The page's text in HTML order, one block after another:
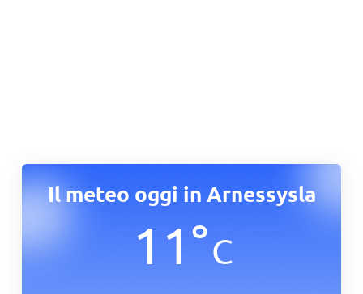
Il meteo oggi in Arnessysla
11°C